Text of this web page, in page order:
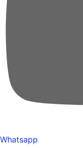
Whatsapp